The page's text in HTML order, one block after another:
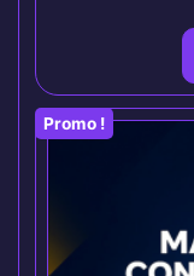
Promo !